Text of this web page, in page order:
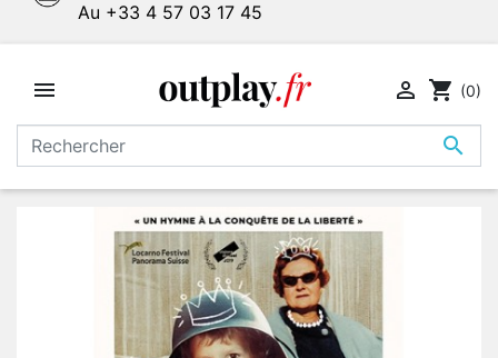
Au +33 4 57 03 17 45


 shopping_cart (0)